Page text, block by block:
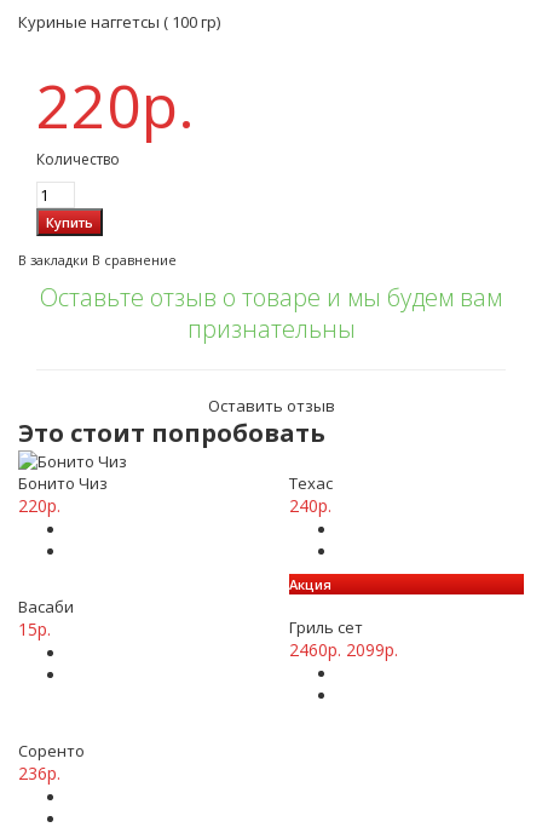
Куриные наггетсы ( 100 гр)
220р.
Количество
В закладки В сравнение
Оставьте отзыв о товаре и мы будем вам
признательны
Оставить отзыв
Это стоит попробовать
Бонито Чиз
220р.
Техас
240р.
Васаби
15р.
Акция
Гриль сет
2460р. 2099р.
Соренто
236р.